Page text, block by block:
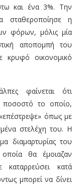
και ένα 3%. Την
σταθεροποίησε η
φόρων, μόλις μία
αποπομπή του
κρυφό οικονομικό
φαίνεται ότι
ποσοστό το οποίο,
όπως με
στελέχη του. Η
διαμαρτυρίας του
θα έμοιαζαν
καταρρεύσει κατά
μπορεί να δίνει